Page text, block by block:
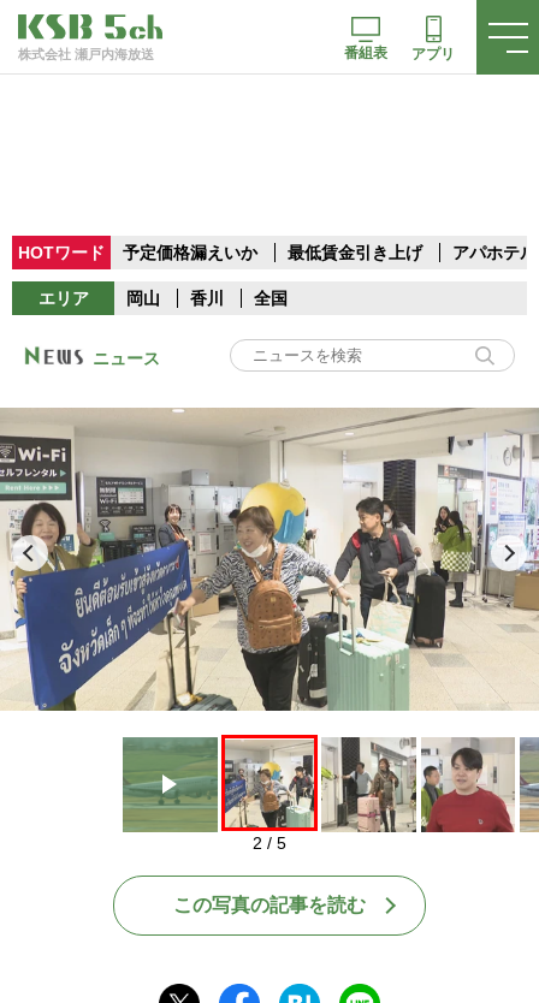
株式会社 瀬戸内海放送 番組表 アプリ
HOTワード 予定価格漏えいか 最低賃金引き上げ アパホテル
エリア 岡山 香川 全国
ニュース
Play
2 / 5
この写真の記事を読む